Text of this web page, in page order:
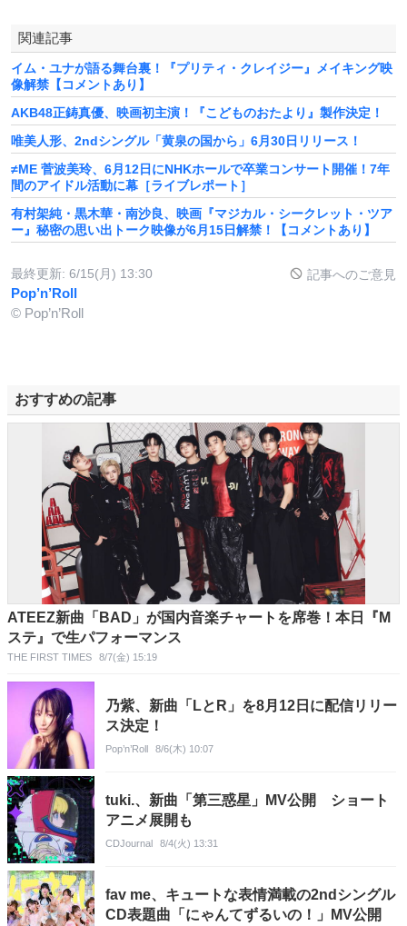
関連記事
イム・ユナが語る舞台裏！『プリティ・クレイジー』メイキング映
像解禁【コメントあり】
AKB48正鋳真優、映画初主演！『こどものおたより』製作決定！
唯美人形、2ndシングル「黄泉の国から」6月30日リリース！
≠ME 菅波美玲、6月12日にNHKホールで卒業コンサート開催！7年
間のアイドル活動に幕［ライブレポート］
有村架純・黒木華・南沙良、映画『マジカル・シークレット・ツア
ー』秘密の思い出トーク映像が6月15日解禁！【コメントあり】
最終更新: 6/15(月) 13:30 記事へのご意見
Pop’n’Roll
© Pop’n’Roll
おすすめの記事
ATEEZ新曲「BAD」が国内音楽チャートを席巻！本日『M
ステ』で生パフォーマンス
THE FIRST TIMES 8/7(金) 15:19
乃紫、新曲「LとR」を8月12日に配信リリー
ス決定！
Pop’n’Roll 8/6(木) 10:07
tuki.、新曲「第三惑星」MV公開 ショート
アニメ展開も
CDJournal 8/4(火) 13:31
fav me、キュートな表情満載の2ndシングル
CD表題曲「にゃんてずるいの！」MV公開